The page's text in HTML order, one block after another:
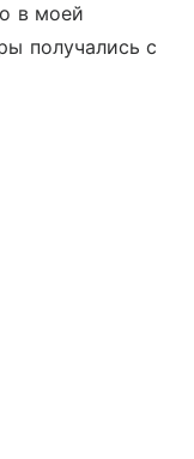
в моей
получались с